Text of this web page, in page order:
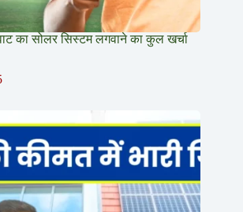
का सोलर सिस्टम लगवाने का कुल खर्चा